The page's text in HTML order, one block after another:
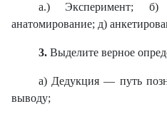
а.) Эксперимент;
анатомирование; д)
3. Выделите верное
а) Дедукция — путь
выводу;